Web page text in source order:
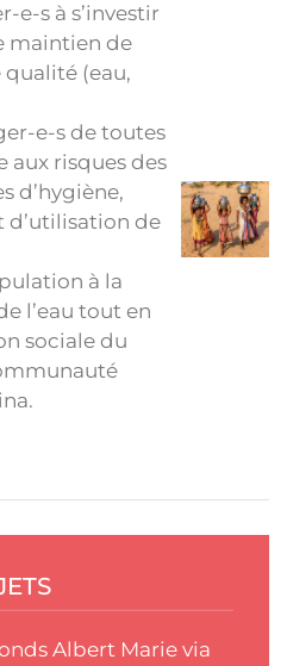
e-s à s’investir
maintien de
qualité (eau,
e-s de toutes
aux risques des
d’hygiène,
d’utilisation de
à la
l’eau tout en
sociale du
Albert Marie via